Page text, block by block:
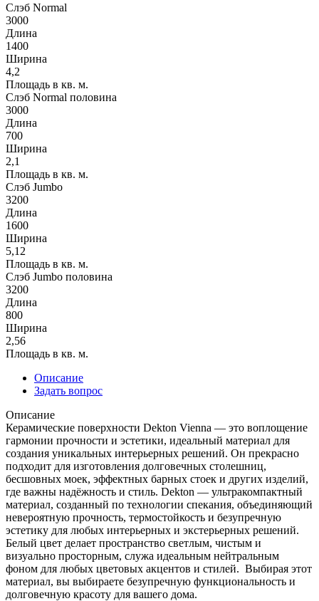
Слэб Normal
3000
Длина
1400
Ширина
4,2
Площадь в кв. м.
Слэб Normal половина
3000
Длина
700
Ширина
2,1
Площадь в кв. м.
Слэб Jumbo
3200
Длина
1600
Ширина
5,12
Площадь в кв. м.
Слэб Jumbo половина
3200
Длина
800
Ширина
2,56
Площадь в кв. м.
Описание
Задать вопрос
Описание
Керамические поверхности Dekton Vienna — это воплощение
гармонии прочности и эстетики, идеальный материал для
создания уникальных интерьерных решений. Он прекрасно
подходит для изготовления долговечных столешниц,
бесшовных моек, эффектных барных стоек и других изделий,
где важны надёжность и стиль. Dekton — ультракомпактный
материал, созданный по технологии спекания, объединяющий
невероятную прочность, термостойкость и безупречную
эстетику для любых интерьерных и экстерьерных решений.
Белый цвет делает пространство светлым, чистым и
визуально просторным, служа идеальным нейтральным
фоном для любых цветовых акцентов и стилей. Выбирая этот
материал, вы выбираете безупречную функциональность и
долговечную красоту для вашего дома.